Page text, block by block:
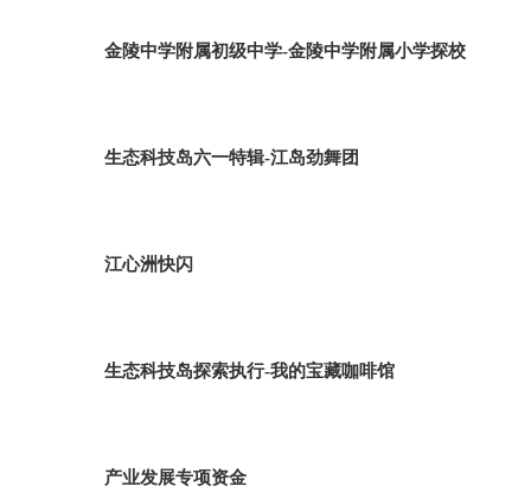
金陵中学附属初级中学-金陵中学附属小学探校
生态科技岛六一特辑-江岛劲舞团
江心洲快闪
生态科技岛探索执行-我的宝藏咖啡馆
产业发展专项资金